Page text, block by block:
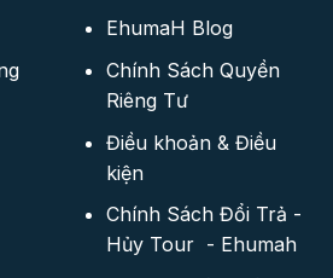
EhumaH Blog
Chính Sách Quyền
Riêng Tư
Điều khoản & Điều
kiện
Chính Sách Đổi Trả -
Hủy Tour - Ehumah